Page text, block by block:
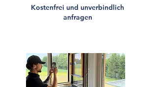
Kostenfrei und unverbindlich
anfragen